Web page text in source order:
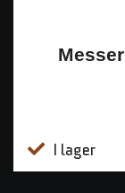
I lager